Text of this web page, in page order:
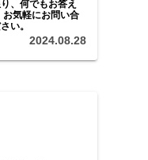
、何でもお答え
い。
2024.08.28